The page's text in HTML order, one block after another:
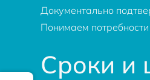
Документально
Понимаем
Сроки и